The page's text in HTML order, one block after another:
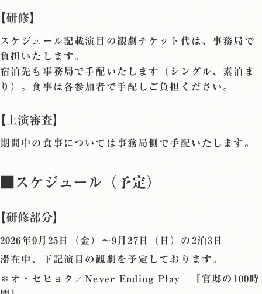
【研修】
スケジュール記載演目の観劇チケット代は、事務局で
負担いたします。
宿泊先も事務局で手配いたします（シングル、素泊ま
り）。食事は各参加者で手配しご負担ください。
【上演審査】
期間中の食事については事務局側で手配いたします。
■スケジュール（予定）
【研修部分】
2026年9月25日（金）〜9月27日（日）の2泊3日
滞在中、下記演目の観劇を予定しております。
＊オ・セヒョク／Never Ending Play 『官邸の100時